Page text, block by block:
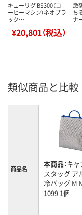
キューリグ BS300（コ
ーヒーマシン）ネオブラ
ック…
¥20,801（税込）
激
ち
ナ
類似商品と比較
商品名 本商品：キャ
スタッグ ア
冷バッグ M
1099 1個